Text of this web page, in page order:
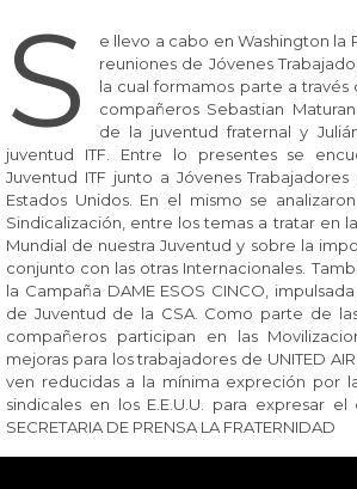
S
e llevo a cabo en Washington la
reuniones de Jóvenes
la cual formamos parte a
compañeros Sebastian
de la juventud fraternal y
juventud ITF. Entre lo presentes se
Juventud ITF junto a Jóvenes
Estados Unidos. En el mismo se
Sindicalización, entre los temas a tratar en
Mundial de nuestra Juventud y sobre la
conjunto con las otras Internacionales.
la Campaña DAME ESOS CINCO,
de Juventud de la CSA. Como parte de
compañeros participan en las
mejoras para los trabajadores de UNITED
ven reducidas a la mínima expreción por
sindicales en los E.E.U.U. para expresar
SECRETARIA DE PRENSA LA FRATERNIDAD